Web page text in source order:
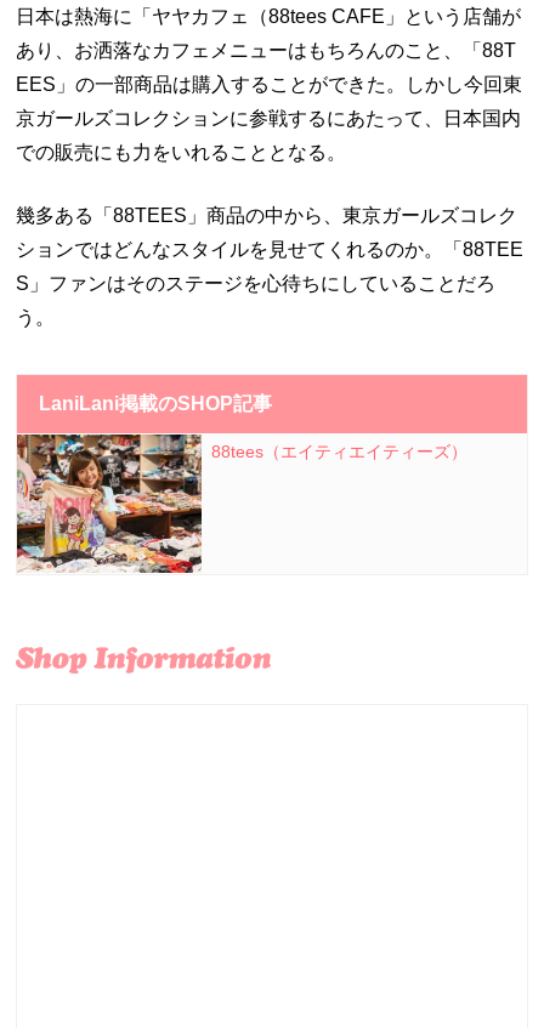
日本は熱海に
「ヤヤカフェ（88tees CAFE」という店舗が
あり、お洒落なカフェメニューはもちろんのこと、「88T
EES」の一部商品は購入することができた。しかし今回東
京ガールズコレクションに参戦するにあたって、日本国内
での販売にも力をいれることとなる。
幾多ある「88TEES」商品の中から、東京ガールズコレク
ションではどんなスタイルを見せてくれるのか。「88TEE
S」ファンはそのステージを心待ちにしていることだろ
う。
LaniLani掲載のSHOP記事
88tees（エイティエイティーズ）